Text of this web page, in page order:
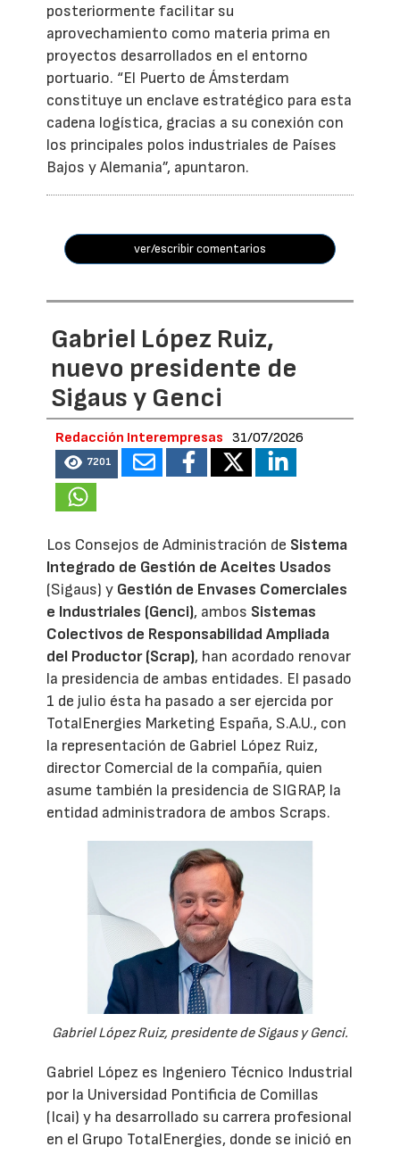
posteriormente facilitar su
aprovechamiento como materia prima en
proyectos desarrollados en el entorno
portuario. “El Puerto de Ámsterdam
constituye un enclave estratégico para esta
cadena logística, gracias a su conexión con
los principales polos industriales de Países
Bajos y Alemania”, apuntaron.
ver/escribir comentarios
Gabriel López Ruiz,
nuevo presidente de
Sigaus y Genci
Redacción Interempresas 31/07/2026
7201
Los Consejos de Administración de Sistema
Integrado de Gestión de Aceites Usados
(Sigaus) y Gestión de Envases Comerciales
e Industriales (Genci), ambos Sistemas
Colectivos de Responsabilidad Ampliada
del Productor (Scrap), han acordado renovar
la presidencia de ambas entidades. El pasado
1 de julio ésta ha pasado a ser ejercida por
TotalEnergies Marketing España, S.A.U., con
la representación de Gabriel López Ruiz,
director Comercial de la compañía, quien
asume también la presidencia de SIGRAP, la
entidad administradora de ambos Scraps.
Gabriel López Ruiz, presidente de Sigaus y Genci.
Gabriel López es Ingeniero Técnico Industrial
por la Universidad Pontificia de Comillas
(Icai) y ha desarrollado su carrera profesional
en el Grupo TotalEnergies, donde se inició en